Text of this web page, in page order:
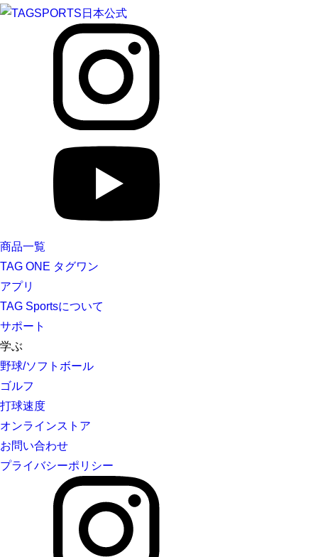
商品一覧
TAG ONE タグワン
アプリ
TAG Sportsについて
サポート
学ぶ
野球/ソフトボール
ゴルフ
打球速度
オンラインストア
お問い合わせ
プライバシーポリシー